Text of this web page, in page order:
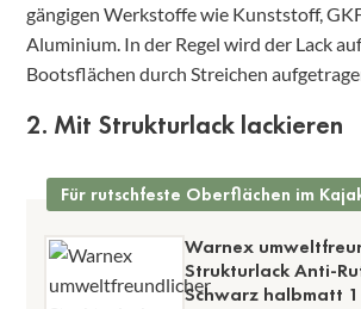
gängigen Werkstoffe wie Kunststoff,
Aluminium. In der Regel wird der Lack
Bootsflächen durch Streichen
2. Mit Strukturlack lackieren
Für rutschfeste Oberflächen im
Warnex
Strukturlack Anti-
Schwarz halbmatt